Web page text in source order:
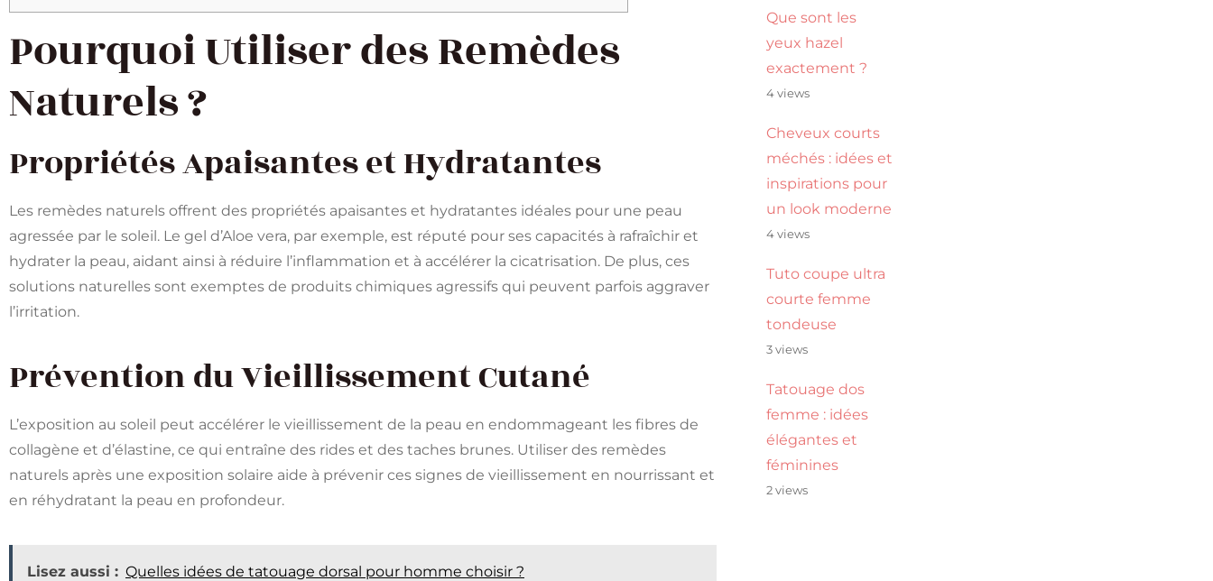
Pourquoi Utiliser des Remèdes
Naturels ?
Propriétés Apaisantes et Hydratantes
Les remèdes naturels offrent des propriétés apaisantes et hydratantes idéales pour une peau
agressée par le soleil. Le gel d’Aloe vera, par exemple, est réputé pour ses capacités à rafraîchir et
hydrater la peau, aidant ainsi à réduire l’inflammation et à accélérer la cicatrisation​​. De plus, ces
solutions naturelles sont exemptes de produits chimiques agressifs qui peuvent parfois aggraver
l’irritation.
Prévention du Vieillissement Cutané
L’exposition au soleil peut accélérer le vieillissement de la peau en endommageant les fibres de
collagène et d’élastine, ce qui entraîne des rides et des taches brunes​​. Utiliser des remèdes
naturels après une exposition solaire aide à prévenir ces signes de vieillissement en nourrissant et
en réhydratant la peau en profondeur.
Lisez aussi : Quelles idées de tatouage dorsal pour homme choisir ?
Que sont les
yeux hazel
exactement ?
4 views
Cheveux courts
méchés : idées et
inspirations pour
un look moderne
4 views
Tuto coupe ultra
courte femme
tondeuse
3 views
Tatouage dos
femme : idées
élégantes et
féminines
2 views